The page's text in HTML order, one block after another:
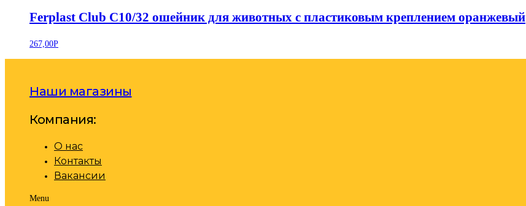
Ferplast Club C10/32 ошейник для животных с пластиковым креплением оранжевый
267,00Р
Наши магазины
Компания:
О нас
Контакты
Вакансии
Menu